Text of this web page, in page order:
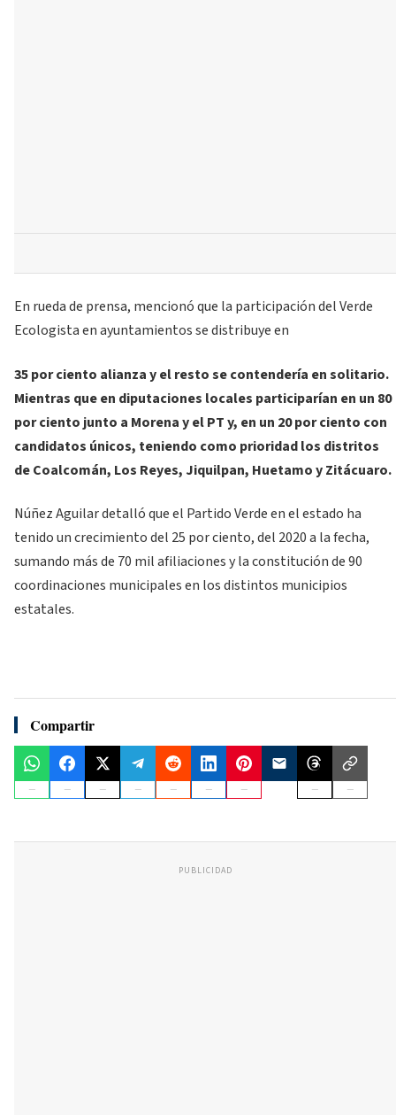
En rueda de prensa, mencionó que la participación del Verde
Ecologista en ayuntamientos se distribuye en
35 por ciento alianza y el resto se contendería en solitario.
Mientras que en diputaciones locales participarían en un 80
por ciento junto a Morena y el PT y, en un 20 por ciento con
candidatos únicos, teniendo como prioridad los distritos
de Coalcomán, Los Reyes, Jiquilpan, Huetamo y Zitácuaro.
Núñez Aguilar detalló que el Partido Verde en el estado ha
tenido un crecimiento del 25 por ciento, del 2020 a la fecha,
sumando más de 70 mil afiliaciones y la constitución de 90
coordinaciones municipales en los distintos municipios
estatales.
Compartir
PUBLICIDAD